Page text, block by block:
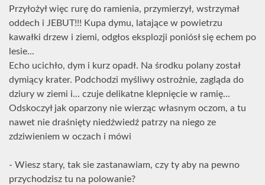
Przyłożył więc rurę do ramienia, przymierzył, wstrzymał
oddech i JEBUT!!! Kupa dymu, latające w powietrzu
kawałki drzew i ziemi, odgłos eksplozji poniósł się echem po
lesie...
Echo ucichło, dym i kurz opadł. Na środku polany został
dymiący krater. Podchodzi myśliwy ostrożnie, zagląda do
dziury w ziemi i... czuje delikatne klepnięcie w ramię...
Odskoczył jak oparzony nie wierząc własnym oczom, a tu
nawet nie draśnięty niedźwiedź patrzy na niego ze
zdziwieniem w oczach i mówi
- Wiesz stary, tak sie zastanawiam, czy ty aby na pewno
przychodzisz tu na polowanie?